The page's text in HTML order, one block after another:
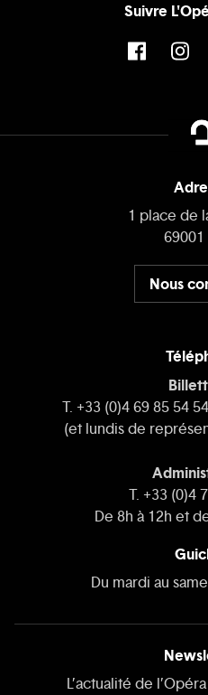
Suivre
1 place de
69001
Nous
T. +33 (0)4 69 85 54
(et lundis de
T. +33 (0)4
De 8h à 12h et
Du mardi au
L’actualité de